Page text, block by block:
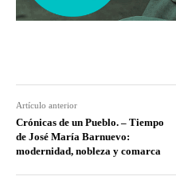
Artículo anterior
Crónicas de un Pueblo. – Tiempo
de José María Barnuevo:
modernidad, nobleza y comarca